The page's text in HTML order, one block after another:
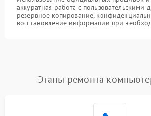
аккуратная работа с пользовательскими
резервное копирование,
восстановление информации при
Этапы ремонта